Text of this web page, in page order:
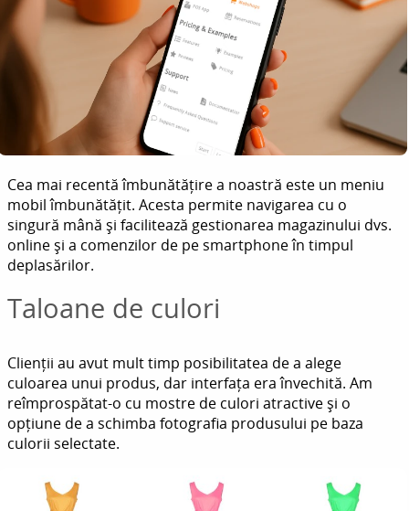
Cea mai recentă îmbunătățire a noastră este un meniu
mobil îmbunătățit. Acesta permite navigarea cu o
singură mână și facilitează gestionarea magazinului dvs.
online și a comenzilor de pe smartphone în timpul
deplasărilor.
Taloane de culori
Clienții au avut mult timp posibilitatea de a alege
culoarea unui produs, dar interfața era învechită. Am
reîmprospătat-o cu mostre de culori atractive și o
opțiune de a schimba fotografia produsului pe baza
culorii selectate.